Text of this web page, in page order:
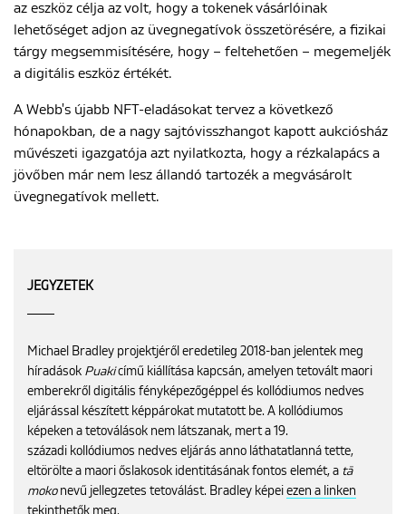
az eszköz célja az volt, hogy a tokenek vásárlóinak
lehetőséget adjon az üvegnegatívok összetörésére, a fizikai
tárgy megsemmisítésére, hogy – feltehetően – megemeljék
a digitális eszköz értékét.
A Webb's újabb NFT-eladásokat tervez a következő
hónapokban, de a nagy sajtóvisszhangot kapott aukciósház
művészeti igazgatója azt nyilatkozta, hogy a rézkalapács a
jövőben már nem lesz állandó tartozék a megvásárolt
üvegnegatívok mellett.
JEGYZETEK
Michael Bradley projektjéről eredetileg 2018-ban jelentek meg
híradások Puakicímű kiállítása kapcsán, amelyen tetovált maori
emberekről digitális fényképezőgéppel és kollódiumos nedves
eljárással készített képpárokat mutatott be. A kollódiumos
képeken a tetoválások nem látszanak, mert a 19.
századi kollódiumos nedves eljárás anno láthatatlanná tette,
eltörölte a maori őslakosok identitásának fontos elemét, a tā
mokonevű jellegzetes tetoválást. Bradley képei ezen a linken